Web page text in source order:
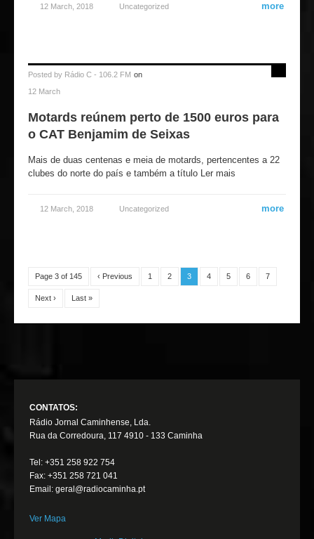
12 March, 2018 Uncategorized more
Posted by Rádio C - 106.2 FM on
12 March
Motards reúnem perto de 1500 euros para
o CAT Benjamim de Seixas
Mais de duas centenas e meia de motards, pertencentes a 22
clubes do norte do país e também a título Ler mais
12 March, 2018 Uncategorized more
Page 3 of 145 ‹ Previous 1 2 3 4 5 6 7
Next › Last »
CONTATOS:
Rádio Jornal Caminhense, Lda.
Rua da Corredoura, 117 4910 - 133 Caminha
Tel: +351 258 922 754
Fax: +351 258 721 041
Email: geral@radiocaminha.pt
Ver Mapa